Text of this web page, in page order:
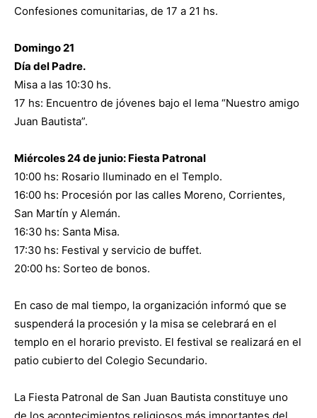
Confesiones comunitarias, de 17 a 21 hs.
Domingo 21
Día del Padre.
Misa a las 10:30 hs.
17 hs: Encuentro de jóvenes bajo el lema “Nuestro amigo
Juan Bautista”.
Miércoles 24 de junio: Fiesta Patronal
10:00 hs: Rosario Iluminado en el Templo.
16:00 hs: Procesión por las calles Moreno, Corrientes,
San Martín y Alemán.
16:30 hs: Santa Misa.
17:30 hs: Festival y servicio de buffet.
20:00 hs: Sorteo de bonos.
En caso de mal tiempo, la organización informó que se
suspenderá la procesión y la misa se celebrará en el
templo en el horario previsto. El festival se realizará en el
patio cubierto del Colegio Secundario.
La Fiesta Patronal de San Juan Bautista constituye uno